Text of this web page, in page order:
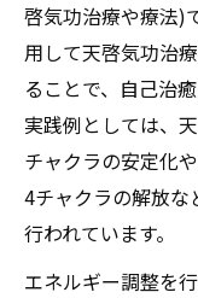
啓気功治療や療法)
用して天啓気功治
ることで、自己治
実践例としては、
チャクラの安定化
4チャクラの解放な
行われています。
エネルギー調整を